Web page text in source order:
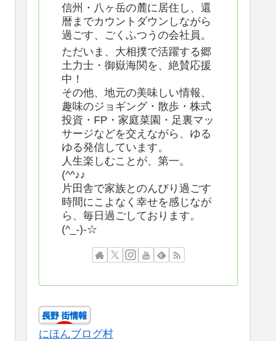
信州・八ヶ岳の麓に居住し、還
暦までカウントダウンしながら
過ごす、ごくふつうの会社員。
ただいま、大相撲で活躍する郷
土力士・御嶽海関を、絶賛応援
中！
その他、地元の美味しい情報、
趣味のジョギング・散歩・株式
投資・FP・家庭菜園・足裏マッ
サージなどを交えながら、ゆる
ゆる発信しています。
人生楽しむことが、第一。
(^^♪♪
片田舎で家族とのんびり過ごす
時間にこよなく幸せを感じなが
ら、毎日過ごしております。
(^_-)-☆
にほんブログ村